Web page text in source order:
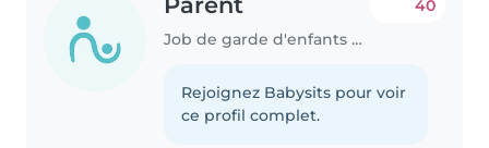
Job de garde d'enfants à Bertrange
40
Rejoignez Babysits pour voir
ce profil complet.